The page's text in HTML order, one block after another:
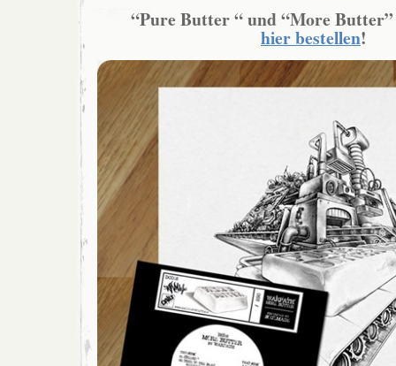
“Pure Butter “ und “More
hier bestellen!